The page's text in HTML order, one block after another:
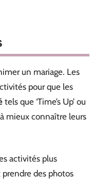
un mariage. Les
pour que les
tels que ‘Time’s Up’ ou
mieux connaître leurs
activités plus
des photos